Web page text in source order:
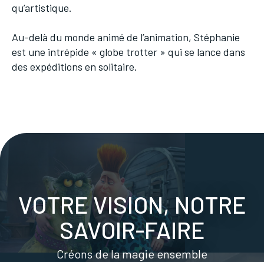
qu’artistique.
Au-delà du monde animé de l’animation, Stéphanie
est une intrépide « globe trotter » qui se lance dans
des expéditions en solitaire.
VOTRE VISION, NOTRE
SAVOIR-FAIRE
Créons de la magie ensemble